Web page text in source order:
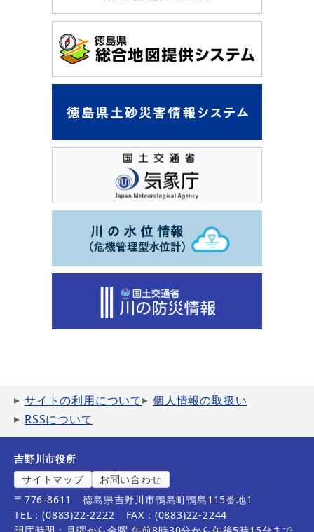
サイトの利用について
個人情報の取扱い
RSSについて
吉野川市役所
サイトマップ
お問い合わせ
〒776-8611
徳島県吉野川市鴨島町鴨島115番地1
TEL：(0883)22-2222
FAX：(0883)22-2244